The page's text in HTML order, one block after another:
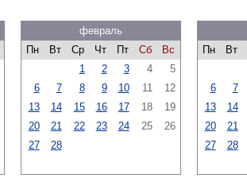
февраль
Пн
Вт Ср Чт Пт Сб
Вс
1
2 3 4
5
6
7 8 9 10 11
12
13
14 15 16 17 18
19
20
21 22 23 24 25
26
27
28
Пн
Вт
6
7
13
14
20
21
27
28